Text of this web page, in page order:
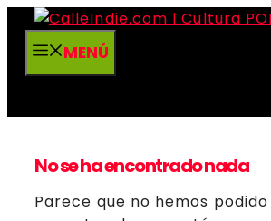
Saltar
contenidoMENÚ
No se ha encontrado nada
Parece que no hemos podido